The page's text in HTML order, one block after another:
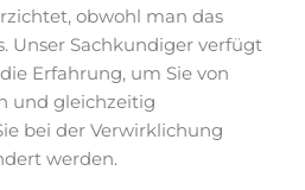
obwohl man das
Unser Sachkundiger verfügt
Erfahrung, um Sie von
und gleichzeitig
bei der Verwirklichung
werden.